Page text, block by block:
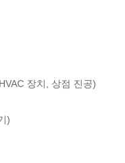
장치, 상점 진공)
)